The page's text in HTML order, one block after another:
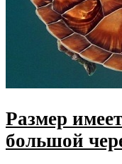
Размер
большой